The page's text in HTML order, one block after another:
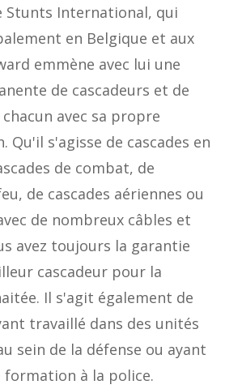
Stunts International, qui
en Belgique et aux
emmène avec lui une
de cascadeurs et de
chacun avec sa propre
Qu'il s'agisse de cascades en
de combat, de
de cascades aériennes ou
de nombreux câbles et
avez toujours la garantie
cascadeur pour la
Il s'agit également de
travaillé dans des unités
sein de la défense ou ayant
formation à la police.